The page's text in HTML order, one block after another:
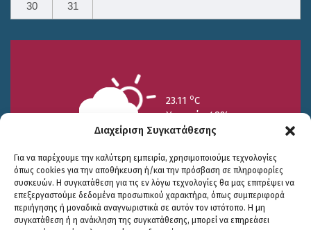
Διαχείριση Συγκατάθεσης
Για να παρέχουμε την καλύτερη εμπειρία, χρησιμοποιούμε τεχνολογίες
όπως cookies για την αποθήκευση ή/και την πρόσβαση σε πληροφορίες
συσκευών. Η συγκατάθεση για τις εν λόγω τεχνολογίες θα μας επιτρέψει να
επεξεργαστούμε δεδομένα προσωπικού χαρακτήρα, όπως συμπεριφορά
περιήγησης ή μοναδικά αναγνωριστικά σε αυτόν τον ιστότοπο. Η μη
συγκατάθεση ή η ανάκληση της συγκατάθεσης, μπορεί να επηρεάσει
30 31
23.11 oC
Υγρασία 49%
25/7
15.73 oC
26/7
17.99oC
27/7
20.94oC